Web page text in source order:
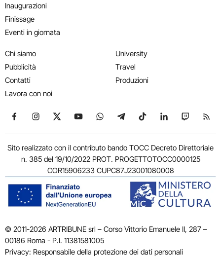
Inaugurazioni
Finissage
Eventi in giornata
Chi siamo
Pubblicità
Contatti
Lavora con noi
University
Travel
Produzioni
Seguici su Facebook
Seguici su Instagram
Seguici su X
Seguici su YouTube
Seguici su WhatsApp
Seguici su Telegram
Seguici su TikTok
Seguici su
Seguici
Sito realizzato con il contributo bando TOCC Decreto Direttoriale
n. 385 del 19/10/2022 PROT. PROGETTOTOCC0000125
COR15906233 CUPC87J23001080008
© 2011-2026 ARTRIBUNE srl – Corso Vittorio Emanuele II, 287 –
00186 Roma - P.I. 11381581005
Privacy: Responsabile della protezione dei dati personali